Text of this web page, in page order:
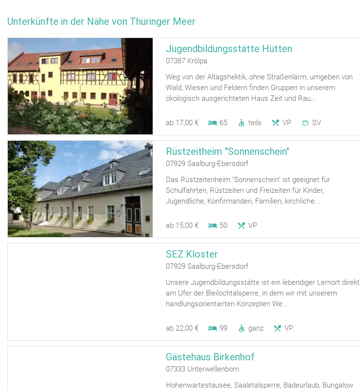
Unterkünfte in der Nähe von Thüringer Meer
Jugendbildungsstätte Hütten
07387 Krölpa
Weg von der Altagshektik, ohne Straßenlärm, umgeben von
Wald, Wiesen und Feldern finden Gruppen in unserem
ökologisch ausgerichteten Haus Zeit und Rau...
ab 17,00 € 65 teils VP SV
Rüstzeitheim "Sonnenschein"
07929 Saalburg-Ebersdorf
Das Rüstzeitenheim "Sonnenschein" ist geeignet für
Schulfahrten, Rüstzeiten und Freizeiten für Kinder,
Jugendliche, Konfirmanden, Familien, kirchliche...
ab 15,00 € 50 VP
SEZ Kloster
07929 Saalburg-Ebersdorf
Unsere Jugendbildungsstätte ist ein lebendiger Lernort direkt
am Ufer der Bleilochtalsperre, in dem wir mit unserem
handlungsorientierten Konzepten We...
ab 22,00 € 99 ganz VP
Gästehaus Birkenhof
07333 Unterwellenborn
Hohenwartestausee, Saaletalsperre, Badeurlaub, Bungalow